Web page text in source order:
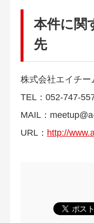
本件に関
先
株式会社エイチ
TEL：052-747-
MAIL：
URL： http://